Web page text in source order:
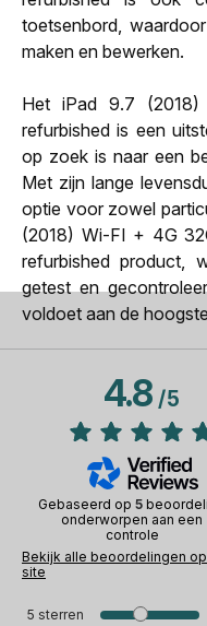
toetsenbord,
maken en bewerken.
Het iPad 9.7
refurbished is een
op zoek is naar een
Met zijn lange
optie voor zowel
(2018) Wi-FI + 4G
refurbished product,
getest en
voldoet aan de
4.8/5
Gebaseerd op 5
onderworpen aan een
controle
Bekijk alle beoordelingen
site
5 sterren